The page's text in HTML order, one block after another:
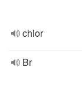
chlor
Br